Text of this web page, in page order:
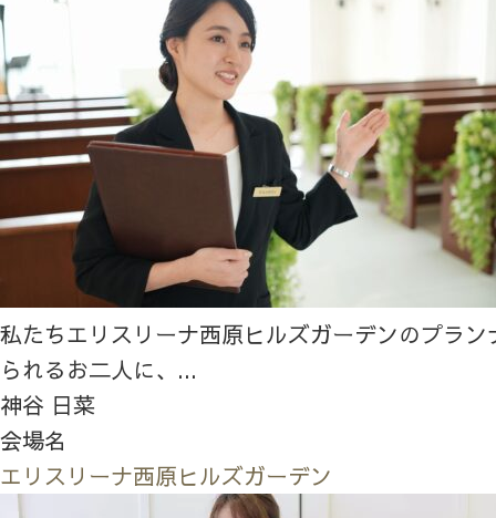
私たちエリスリーナ西原ヒルズガーデンのプラ
られるお二人に、...
神谷 日菜
会場名
エリスリーナ西原ヒルズガーデン